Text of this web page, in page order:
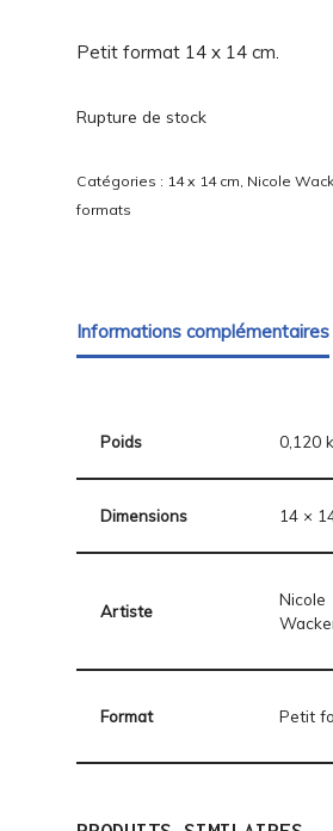
Petit format 14 x 14 cm.
Rupture de stock
Catégories : 14 x 14 cm, Nicole
formats
Informations complémentaires
Poids 0,120
Dimensions 14 ×
Artiste
Nicole
Format Petit